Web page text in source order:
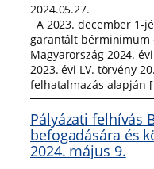
2024.05.27.
A 2023. december 1-
garantált bérminimum
Magyarország 2024.
2023. évi LV. törvény
felhatalmazás alapján
Pályázati felhívás
befogadására és
2024. május 9.